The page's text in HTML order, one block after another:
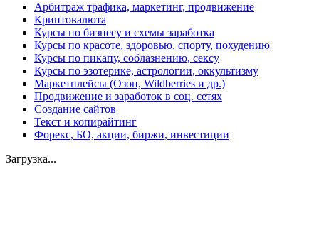
Арбитраж трафика, маркетинг, продвижение
Криптовалюта
Курсы по бизнесу и схемы заработка
Курсы по красоте, здоровью, спорту, похудению
Курсы по пикапу, соблазнению, сексу
Курсы по эзотерике, астрологии, оккультизму
Маркетплейсы (Озон, Wildberries и др.)
Продвижение и заработок в соц. сетях
Создание сайтов
Текст и копирайтинг
Форекс, БО, акции, биржи, инвестиции
Загрузка...